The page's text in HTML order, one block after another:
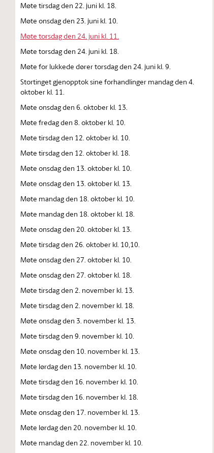
Møte tirsdag den 22. juni kl. 18.
Møte onsdag den 23. juni kl. 10.
Møte torsdag den 24. juni kl. 11.
Møte torsdag den 24. juni kl. 18.
Møte for lukkede dører torsdag den 24. juni kl. 9.
Stortinget gjenopptok sine forhandlinger mandag den 4.
oktober kl. 11.
Møte onsdag den 6. oktober kl. 13.
Møte fredag den 8. oktober kl. 10.
Møte tirsdag den 12. oktober kl. 10.
Møte tirsdag den 12. oktober kl. 18.
Møte onsdag den 13. oktober kl. 10.
Møte onsdag den 13. oktober kl. 13.
Møte mandag den 18. oktober kl. 10.
Møte mandag den 18. oktober kl. 18.
Møte onsdag den 20. oktober kl. 13.
Møte tirsdag den 26. oktober kl. 10,10.
Møte onsdag den 27. oktober kl. 10.
Møte onsdag den 27. oktober kl. 18.
Møte tirsdag den 2. november kl. 13.
Møte tirsdag den 2. november kl. 18.
Møte onsdag den 3. november kl. 13.
Møte tirsdag den 9. november kl. 10.
Møte onsdag den 10. november kl. 13.
Møte lørdag den 13. november kl. 10.
Møte tirsdag den 16. november kl. 10.
Møte tirsdag den 16. november kl. 18.
Møte onsdag den 17. november kl. 13.
Møte lørdag den 20. november kl. 10.
Møte mandag den 22. november kl. 10.